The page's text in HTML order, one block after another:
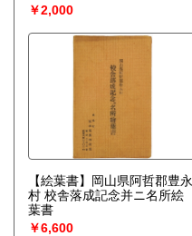
￥2,000
【絵葉書】岡山県阿哲郡豊永
村 校舎落成記念并ニ名所絵
葉書
￥6,600